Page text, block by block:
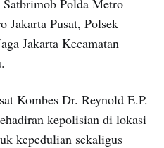
Polda Metro
Jakarta Pusat, Polsek
Jakarta Kecamatan
Kombes Dr. Reynold E.P.
kepolisian di lokasi
kepedulian sekaligus